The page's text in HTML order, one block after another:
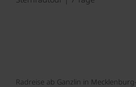
Radreise ab Ganzlin in